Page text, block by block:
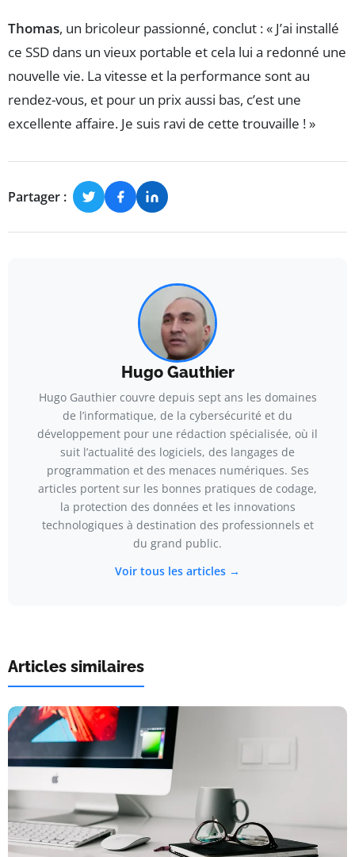
Thomas, un bricoleur passionné, conclut : « J’ai installé
ce SSD dans un vieux portable et cela lui a redonné une
nouvelle vie. La vitesse et la performance sont au
rendez-vous, et pour un prix aussi bas, c’est une
excellente affaire. Je suis ravi de cette trouvaille ! »
Partager :
Hugo Gauthier
Hugo Gauthier couvre depuis sept ans les domaines
de l’informatique, de la cybersécurité et du
développement pour une rédaction spécialisée, où il
suit l’actualité des logiciels, des langages de
programmation et des menaces numériques. Ses
articles portent sur les bonnes pratiques de codage,
la protection des données et les innovations
technologiques à destination des professionnels et
du grand public.
Voir tous les articles →
Articles similaires